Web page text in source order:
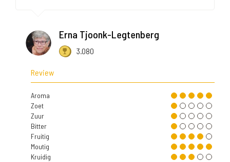
Erna Tjoonk-Legtenberg
3.080
Review
Aroma
Zoet
Zuur
Bitter
Fruitig
Moutig
Kruidig